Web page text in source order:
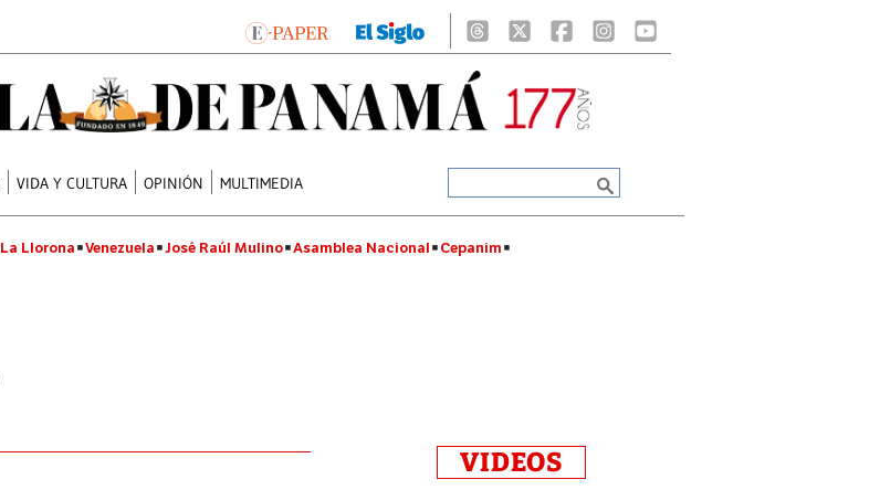
VIDA Y CULTURA OPINIÓN MULTIMEDIA
La Llorona Venezuela José Raúl Mulino Asamblea Nacional Cepanim
VIDEOS